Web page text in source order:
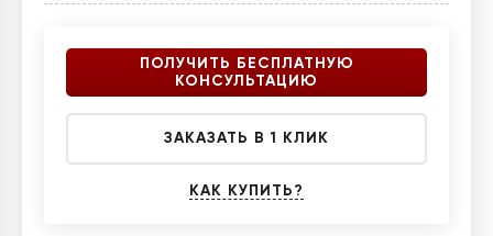
ПОЛУЧИТЬ БЕСПЛАТНУЮ
КОНСУЛЬТАЦИЮ
ЗАКАЗАТЬ В 1 КЛИК
КАК КУПИТЬ?